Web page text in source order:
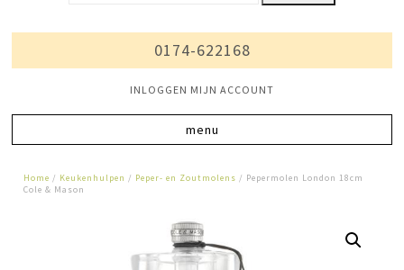
0174-622168
INLOGGEN MIJN ACCOUNT
Home / Keukenhulpen / Peper- en Zoutmolens / Pepermolen London 18cm
Cole & Mason